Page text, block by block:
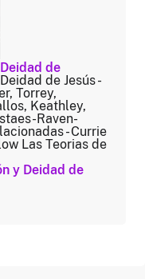
de
de Jesús -
Torrey,
Keathley,
Raven-
- Currie
Las Teorias de
y Deidad de